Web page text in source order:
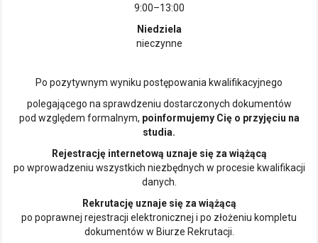
9:00–13:00
Niedziela
nieczynne
Po pozytywnym wyniku postępowania kwalifikacyjnego
polegającego na sprawdzeniu dostarczonych dokumentów
pod względem formalnym, poinformujemy Cię o przyjęciu na
studia.
Rejestrację internetową uznaje się za wiążącą
po wprowadzeniu wszystkich niezbędnych w procesie kwalifikacji
danych.
Rekrutację uznaje się za wiążącą
po poprawnej rejestracji elektronicznej i po złożeniu kompletu
dokumentów w Biurze Rekrutacji.